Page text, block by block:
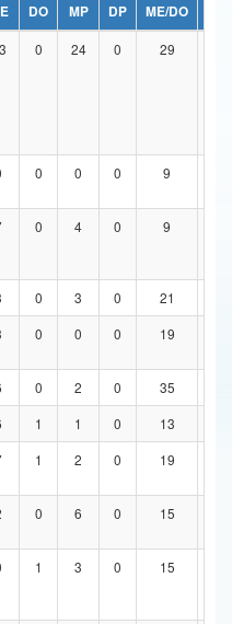
e Comunicações
Humanos
DO MP DP ME/DO
0 24 0 29
0 0 0 9
0 4 0 9
0 3 0 21
0 0 0 19
0 2 0 35
1 1 0 13
1 2 0 19
0 6 0 15
1 3 0 15